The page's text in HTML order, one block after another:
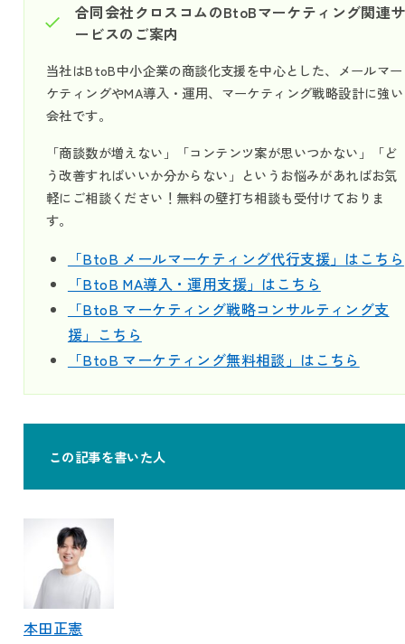
合同会社クロスコムのBtoBマーケティング関連サ
ービスのご案内
当社はBtoB中小企業の商談化支援を中心とした、メールマー
ケティングやMA導入・運用、マーケティング戦略設計に強い
会社です。
「商談数が増えない」「コンテンツ案が思いつかない」「ど
う改善すればいいか分からない」というお悩みがあればお気
軽にご相談ください！無料の壁打ち相談も受付けておりま
す。
「BtoB メールマーケティング代行支援」はこちら
「BtoB MA導入・運用支援」はこちら
「BtoB マーケティング戦略コンサルティング支
援」こちら
「BtoB マーケティング無料相談」はこちら
この記事を書いた人
本田正憲